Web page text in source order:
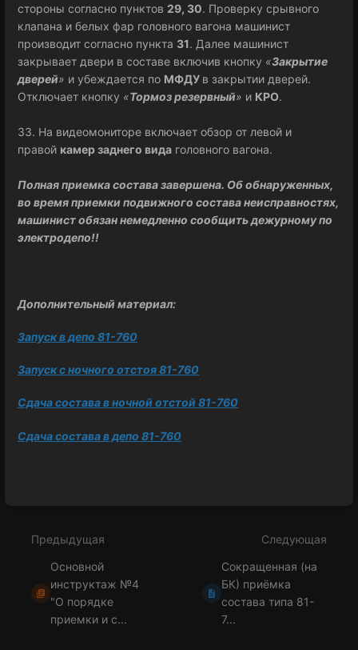
стороны согласно пунктов 29, 30. Проверку срывного
клапана и белых фар головного вагона машинист
производит согласно пункта 31. Далее машинист
закрывает двери в составе включив кнопку «Закрытие
дверей» и убеждается по МФДУ в закрытии дверей.
Отключает кнопку «Тормоз резервный» и КРО.
33. На видеомониторе включает обзор от левой и
правой камер заднего вида головного вагона.
Полная приемка состава завершена. Об обнаруженных,
во время приемки подвижного состава неисправностях,
машинист обязан немедленно сообщить дежурному по
электродепо!!
Дополнительный материал:
Запуск в депо 81-760
Запуск с ночного отстоя 81-760
Сдача состава в ночной отстой 81-760
Сдача состава в депо 81-760
выбора
Предыдущая
Основной
инструктаж №4
"О порядке
приемки и с...
Следующая
Сокращенная (на
БК) приёмка
состава типа 81-
7...